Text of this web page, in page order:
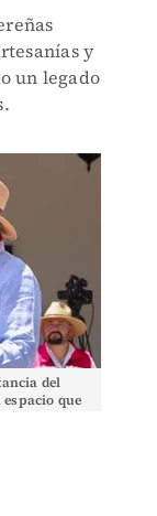
y
un legado
del
que